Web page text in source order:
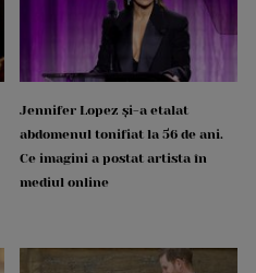
Jennifer Lopez și-a etalat
abdomenul tonifiat la 56 de ani.
Ce imagini a postat artista în
mediul online